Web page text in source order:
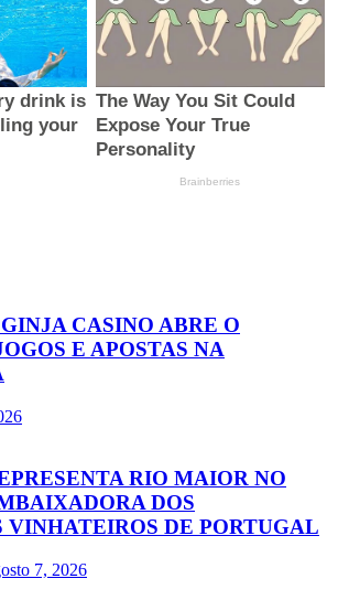
CASINO ABRE O
E APOSTAS NA
RIO MAIOR NO
DOS
VINHATEIROS DE PORTUGAL
7, 2026